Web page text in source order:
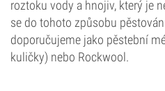
roztoku vody a hnojiv, který je
se do tohoto způsobu
doporučujeme jako pěstební
kuličky) nebo Rockwool.